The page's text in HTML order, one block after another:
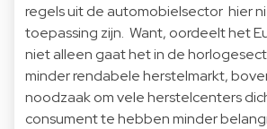
regels uit de automobielsector hier
toepassing zijn. Want, oordeelt het
niet alleen gaat het in de
minder rendabele herstelmarkt,
noodzaak om vele herstelcenters
consument te hebben minder